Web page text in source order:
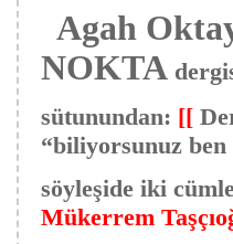
Agah
NOKTA
sütunundan: [[
“biliyorsunuz ben
söyleşide iki
Mükerrem